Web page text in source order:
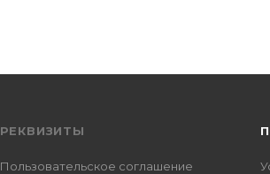
РЕКВИЗИТЫ
Пользовательское соглашение